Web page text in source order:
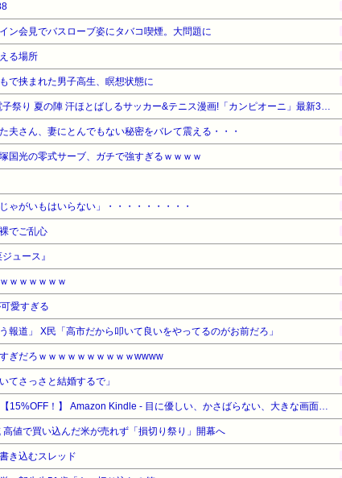
ン会見でバスローブ姿にタバコ喫煙。大問題に
る場所
で挟まれた男子高生、瞑想状態に
【最大50%OFF】秋田書店 AKITA電子祭り 夏の陣 汗ほとばしるサッカー&テニス漫画!「カンピオーニ」最新3巻 他発売
夫さん、妻にとんでもない秘密をバレて震える・・・
国光の零式サーブ、ガチで強すぎるｗｗｗｗ
ゃがいもはいらない」・・・・・・・・・
でご乱心
ュース』
ｗｗｗｗｗｗ
愛すぎる
報道」 X民「高市だから叩いて良いをやってるのがお前だろ」
ぎだろｗｗｗｗｗｗｗｗｗｗwwww
てさっさと結婚するで」
【Amazonデバイスサマーセール】【15%OFF！】 Amazon Kindle - 目に優しい、かさばらない、大きな画面で読みやすい、6週間持続バッテリー、6インチディスプレイ電子書籍リーダー、マッチャ、16GB、広告なし
値で買い込んだ米が売れず「損切り祭り」開幕へ
き込むスレッド